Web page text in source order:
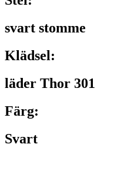
svart stomme
Klädsel:
läder Thor 301
Färg:
Svart